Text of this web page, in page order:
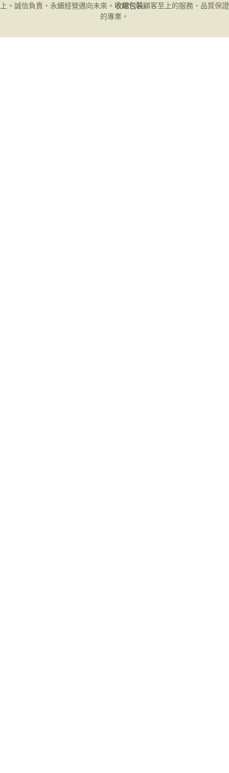
上。誠信負責、永續經營邁向未來。 收縮包裝顧客至上的服務、品質保證
的專業。